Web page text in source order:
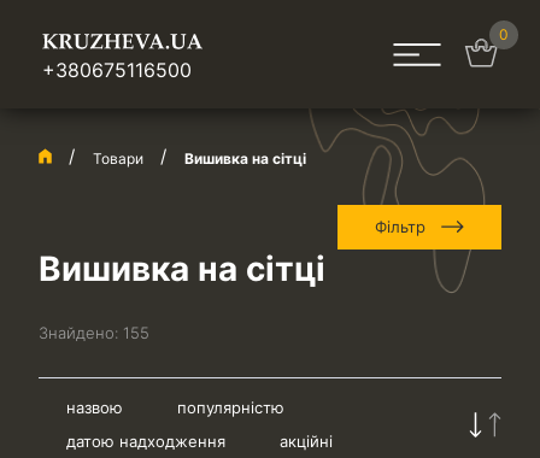
+380675116500
0
Товари Вишивка на сітці
Фільтр
Вишивка на сітці
Знайдено: 155
назвою
популярністю
датою надходження
акційні